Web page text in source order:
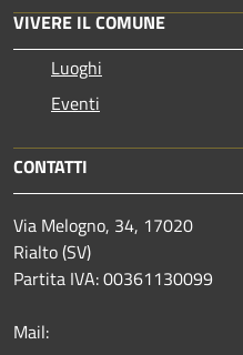
VIVERE IL COMUNE
Luoghi
Eventi
CONTATTI
Via Melogno, 34, 17020
Rialto (SV)
Partita IVA: 00361130099
Mail: